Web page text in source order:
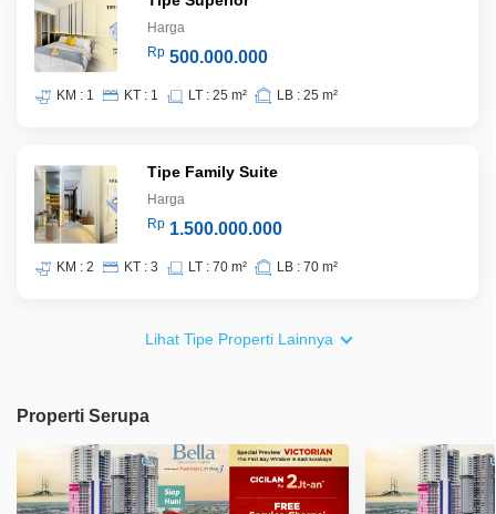
Harga
Rp 500.000.000
KM : 1 KT : 1 LT : 25 m² LB : 25 m²
Tipe Family Suite
Harga
Rp 1.500.000.000
KM : 2 KT : 3 LT : 70 m² LB : 70 m²
Lihat Tipe Properti Lainnya
Properti Serupa